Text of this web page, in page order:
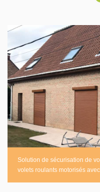
Solution de sécurisation de
volets roulants motorisés